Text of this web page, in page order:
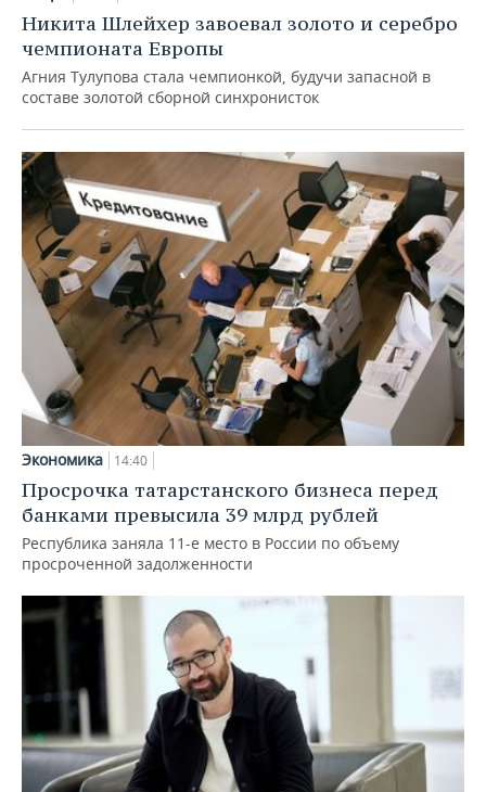
Никита Шлейхер завоевал золото и серебро
чемпионата Европы
Агния Тулупова стала чемпионкой, будучи запасной в
составе золотой сборной синхронисток
Экономика 14:40
Просрочка татарстанского бизнеса перед
банками превысила 39 млрд рублей
Республика заняла 11-е место в России по объему
просроченной задолженности